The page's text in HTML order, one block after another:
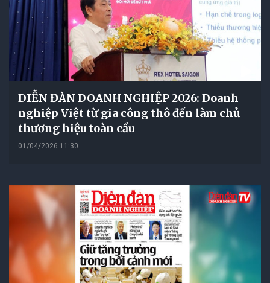
DIỄN ĐÀN DOANH NGHIỆP 2026: Doanh
nghiệp Việt từ gia công thô đến làm chủ
thương hiệu toàn cầu
01/04/2026 11:30